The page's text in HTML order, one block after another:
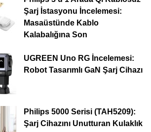
Şarj İstasyonu İncelemesi:
Masaüstünde Kablo
Kalabalığına Son
UGREEN Uno RG İncelemesi:
Robot Tasarımlı GaN Şarj Cihazı
Philips 5000 Serisi (TAH5209):
Şarj Cihazını Unutturan Kulaklık